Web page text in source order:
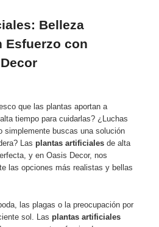
Belleza
Esfuerzo con
que las plantas aportan a
tiempo para cuidarlas? ¿Luchas
simplemente buscas una solución
Lasplantas artificiales de alta
y en Oasis Decor, nos
las opciones más realistas y bellas
las plagas o la preocupación por
sol. Lasplantas artificiales